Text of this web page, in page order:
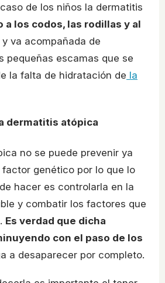
de los niños la dermatitis
a los codos, las rodillas y al
y va acompañada de
pequeñas escamas que se
la falta de hidratación de la
dermatitis atópica
no se puede prevenir ya
genético por lo que lo
hacer es controlarla en la
y combatir los factores que
Es verdad que dicha
con el paso de los
a desaparecer por completo.